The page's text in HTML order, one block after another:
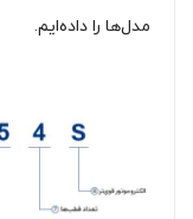
مدل‌ها را داده‌ایم.